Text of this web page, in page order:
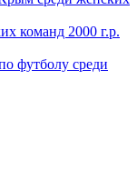
команд 2000 г.р.
футболу среди